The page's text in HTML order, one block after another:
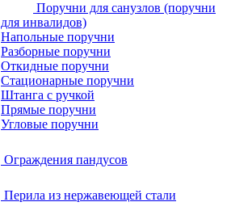
Поручни для санузлов (поручни
для инвалидов)
Напольные поручни
Разборные поручни
Откидные поручни
Стационарные поручни
Штанга с ручкой
Прямые поручни
Угловые поручни
Ограждения пандусов
Перила из нержавеющей стали